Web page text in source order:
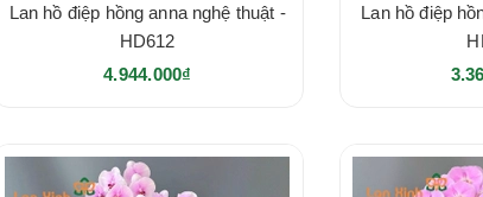
Lan hồ điệp hồng anna nghệ thuật -
HD612
4.944.000₫
Lan hồ điệp